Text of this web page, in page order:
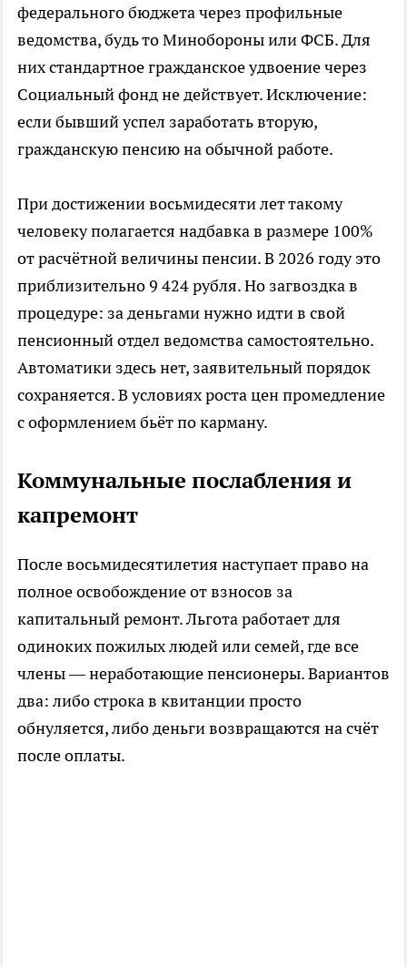
федерального бюджета через профильные
ведомства, будь то Минобороны или ФСБ. Для
них стандартное гражданское удвоение через
Социальный фонд не действует. Исключение:
если бывший успел заработать вторую,
гражданскую пенсию на обычной работе.
При достижении восьмидесяти лет такому
человеку полагается надбавка в размере 100%
от расчётной величины пенсии. В 2026 году это
приблизительно 9 424 рубля. Но загвоздка в
процедуре: за деньгами нужно идти в свой
пенсионный отдел ведомства самостоятельно.
Автоматики здесь нет, заявительный порядок
сохраняется. В условиях роста цен промедление
с оформлением бьёт по карману.
Коммунальные послабления и
капремонт
После восьмидесятилетия наступает право на
полное освобождение от взносов за
капитальный ремонт. Льгота работает для
одиноких пожилых людей или семей, где все
члены — неработающие пенсионеры. Вариантов
два: либо строка в квитанции просто
обнуляется, либо деньги возвращаются на счёт
после оплаты.